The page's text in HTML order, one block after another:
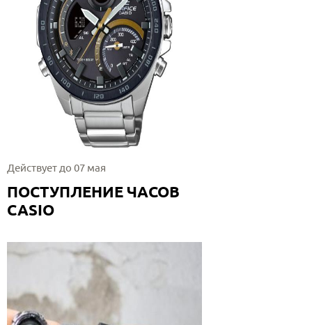
Действует до 07 мая
ПОСТУПЛЕНИЕ ЧАСОВ
CASIO